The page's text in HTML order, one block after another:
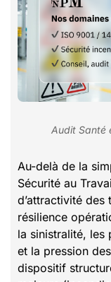
Audit Santé
Au-delà de la
Sécurité au
d’attractivité
résilience
la sinistralité, les
et la pression
dispositif